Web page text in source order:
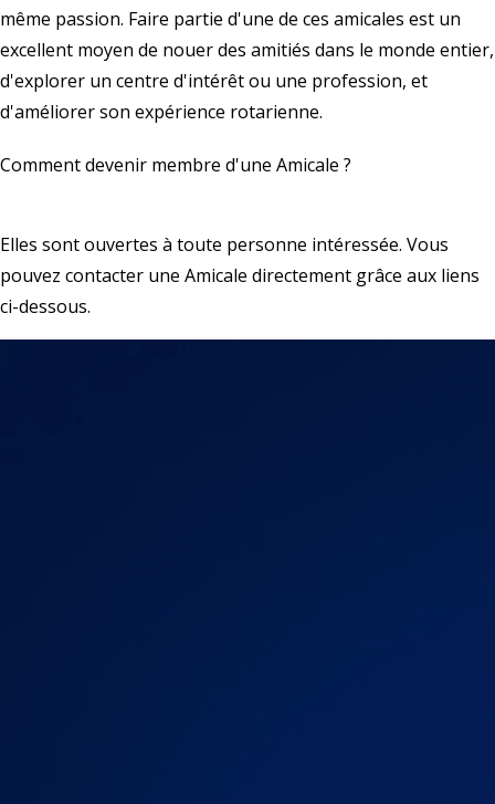
même passion. Faire partie d'une de ces amicales est un
excellent moyen de nouer des amitiés dans le monde entier,
d'explorer un centre d'intérêt ou une profession, et
d'améliorer son expérience rotarienne.
Comment devenir membre d'une Amicale ?
Elles sont ouvertes à toute personne intéressée. Vous
pouvez contacter une Amicale directement grâce aux liens
ci-dessous.